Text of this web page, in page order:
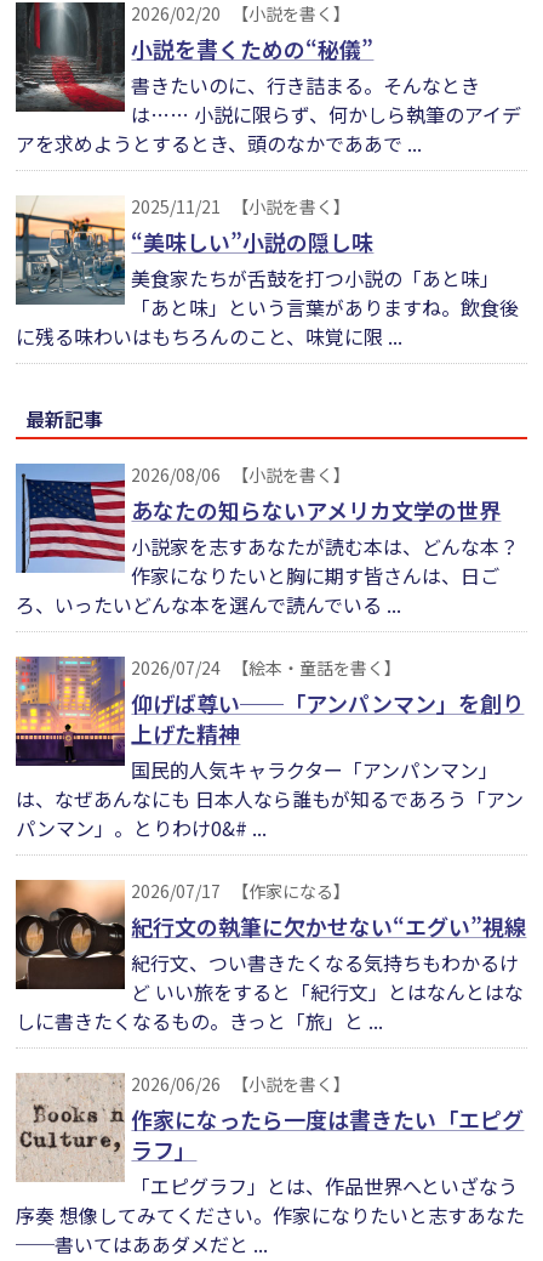
2026/02/20 【小説を書く】
小説を書くための“秘儀”
書きたいのに、行き詰まる。そんなとき
は…… 小説に限らず、何かしら執筆のアイデ
アを求めようとするとき、頭のなかでああで ...
2025/11/21 【小説を書く】
“美味しい”小説の隠し味
美食家たちが舌鼓を打つ小説の「あと味」
「あと味」という言葉がありますね。飲食後
に残る味わいはもちろんのこと、味覚に限 ...
最新記事
2026/08/06 【小説を書く】
あなたの知らないアメリカ文学の世界
小説家を志すあなたが読む本は、どんな本？
作家になりたいと胸に期す皆さんは、日ご
ろ、いったいどんな本を選んで読んでいる ...
2026/07/24 【絵本・童話を書く】
仰げば尊い──「アンパンマン」を創り
上げた精神
国民的人気キャラクター「アンパンマン」
は、なぜあんなにも 日本人なら誰もが知るであろう「アン
パンマン」。とりわけ0&# ...
2026/07/17 【作家になる】
紀行文の執筆に欠かせない“エグい”視線
紀行文、つい書きたくなる気持ちもわかるけ
ど いい旅をすると「紀行文」とはなんとはな
しに書きたくなるもの。きっと「旅」と ...
2026/06/26 【小説を書く】
作家になったら一度は書きたい「エピグ
ラフ」
「エピグラフ」とは、作品世界へといざなう
序奏 想像してみてください。作家になりたいと志すあなた
──書いてはああダメだと ...